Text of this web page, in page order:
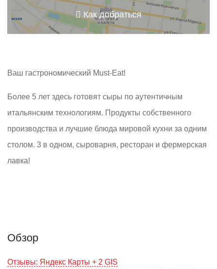
Как добраться
Ваш гастрономический Must-Eat!
Более 5 лет здесь готовят сыры по аутентичным
итальянским технологиям. Продукты собственного
производства и лучшие блюда мировой кухни за одним
столом. 3 в одном, сыроварня, ресторан и фермерская
лавка!
Обзор
Отзывы: Яндекс Карты + 2 GIS